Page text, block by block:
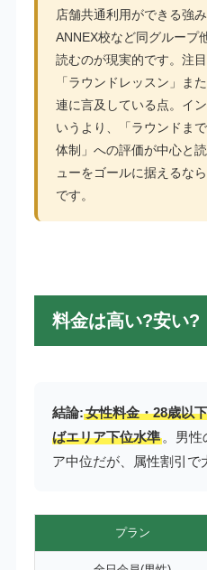
店舗共通利用ができる強
ANNEX校など同グループ
読むのが現実的です。注
「ラウンドレッスン」ま
連に言及している点。イ
いうより、「ラウンドま
体制」への評価が中心と
ューをゴールに据えるな
です。
料金は高い?安い?
結論:女性料金・28歳以
ばエリア下位水準。男性
ア中位だが、属性割引で
プラン